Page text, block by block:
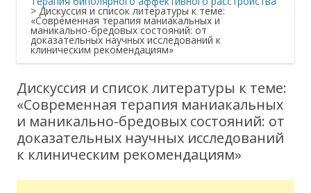
> Дискуссия и список литературы к теме:
«Современная терапия маниакальных и
маникально-бредовых состояний: от
доказательных научных исследований к
клиническим рекомендациям»
Дискуссия и список литературы к теме:
«Современная терапия маниакальных
и маникально-бредовых состояний: от
доказательных научных исследований
к клиническим рекомендациям»